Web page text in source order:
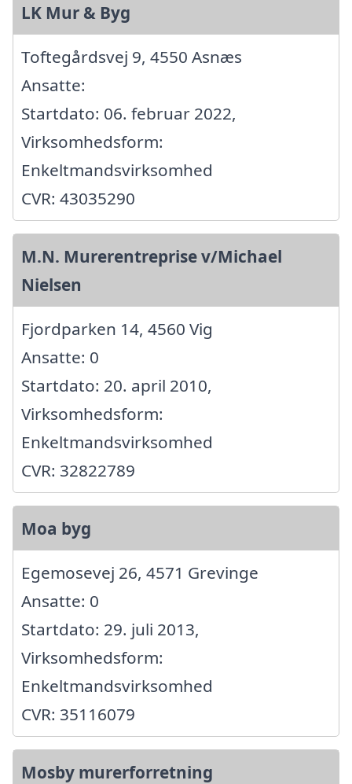
LK Mur & Byg
Toftegårdsvej 9, 4550 Asnæs
Ansatte:
Startdato: 06. februar 2022,
Virksomhedsform:
Enkeltmandsvirksomhed
CVR: 43035290
M.N. Murerentreprise v/Michael
Nielsen
Fjordparken 14, 4560 Vig
Ansatte: 0
Startdato: 20. april 2010,
Virksomhedsform:
Enkeltmandsvirksomhed
CVR: 32822789
Moa byg
Egemosevej 26, 4571 Grevinge
Ansatte: 0
Startdato: 29. juli 2013,
Virksomhedsform:
Enkeltmandsvirksomhed
CVR: 35116079
Mosby murerforretning